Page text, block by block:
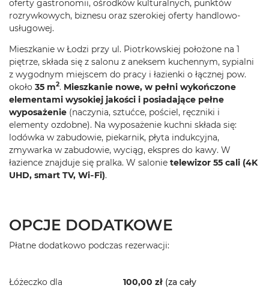
oferty gastronomii, ośrodków kulturalnych, punktów
rozrywkowych, biznesu oraz szerokiej oferty handlowo-
usługowej.
Mieszkanie w Łodzi przy ul. Piotrkowskiej położone na 1
piętrze, składa się z salonu z aneksem kuchennym, sypialni
z wygodnym miejscem do pracy i łazienki o łącznej pow.
około 35 m2. Mieszkanie nowe, w pełni wykończone
elementami wysokiej jakości i posiadające pełne
wyposażenie (naczynia, sztućce, pościel, ręczniki i
elementy ozdobne). Na wyposażenie kuchni składa się:
lodówka w zabudowie, piekarnik, płyta indukcyjna,
zmywarka w zabudowie, wyciąg, ekspres do kawy. W
łazience znajduje się pralka. W salonie telewizor 55 cali (4K
UHD, smart TV, Wi‐Fi).
OPCJE DODATKOWE
Płatne dodatkowo podczas rezerwacji:
Łóżeczko dla
100,00 zł(za cały